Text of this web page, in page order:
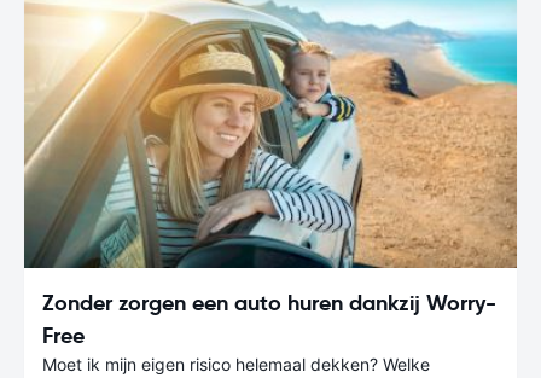
Zonder zorgen een auto huren dankzij Worry-
Free
Moet ik mijn eigen risico helemaal dekken? Welke